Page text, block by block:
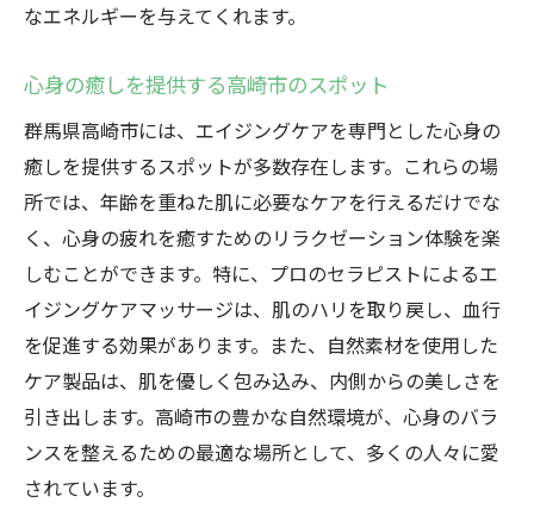
なエネルギーを与えてくれます。
心身の癒しを提供する高崎市のスポット
群馬県高崎市には、エイジングケアを専門とした心身の
癒しを提供するスポットが多数存在します。これらの場
所では、年齢を重ねた肌に必要なケアを行えるだけでな
く、心身の疲れを癒すためのリラクゼーション体験を楽
しむことができます。特に、プロのセラピストによるエ
イジングケアマッサージは、肌のハリを取り戻し、血行
を促進する効果があります。また、自然素材を使用した
ケア製品は、肌を優しく包み込み、内側からの美しさを
引き出します。高崎市の豊かな自然環境が、心身のバラ
ンスを整えるための最適な場所として、多くの人々に愛
されています。